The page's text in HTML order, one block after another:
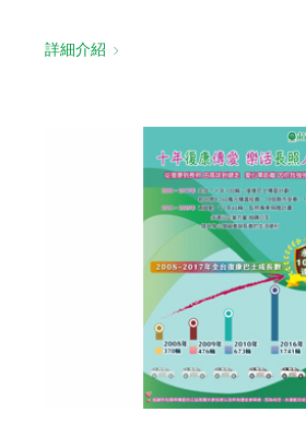
詳細介紹